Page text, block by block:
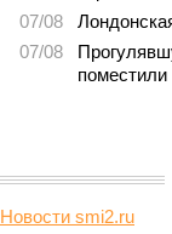
Пока в
уже получают
заключение о
совсем недалеко,
улице, картина,